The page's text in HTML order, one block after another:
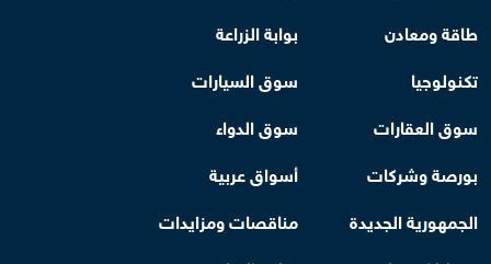
طاقة ومعادن
بوابة الزراعة
تكنولوجيا
سوق السيارات
سوق العقارات
سوق الدواء
بورصة وشركات
أسواق عربية
الجمهورية الجديدة
مناقصات ومزايدات